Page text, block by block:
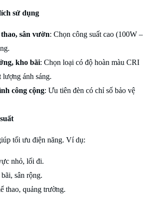
sử dụng
sân vườn: Chọn công suất cao (100W –
kho bãi: Chọn loại có độ hoàn màu CRI
lượng ánh sáng.
công cộng: Ưu tiên đèn có chỉ số bảo vệ
tối ưu điện năng. Ví dụ:
nhỏ, lối đi.
sân rộng.
thao, quảng trường.